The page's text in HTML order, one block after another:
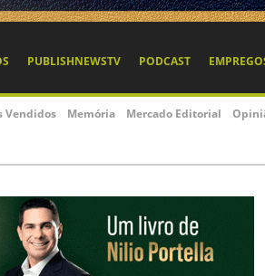
PUBLISHNEWSTV PODCAST
Vendidos Memória Mercado Editorial